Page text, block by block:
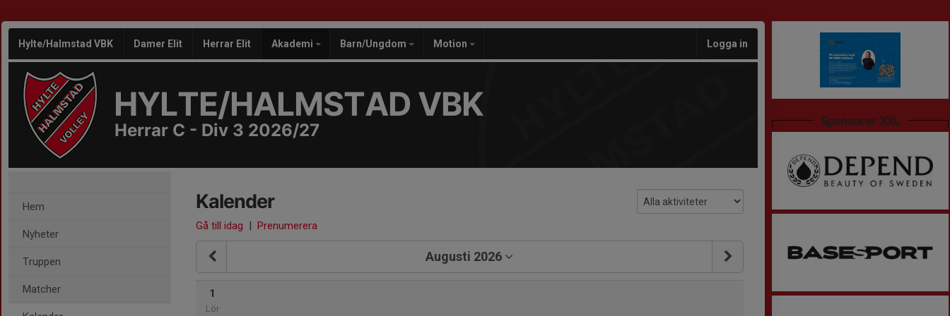
Hylte/Halmstad VBK Damer Elit Herrar Elit Akademi Barn/Ungdom Motion Logga in
HYLTE/HALMSTAD VBK
Herrar C - Div 3 2026/27
Hem
Nyheter
Truppen
Matcher
Kalender
Gå till idag | Prenumerera
Augusti 2026
1
Lör
Sponsorer XXL